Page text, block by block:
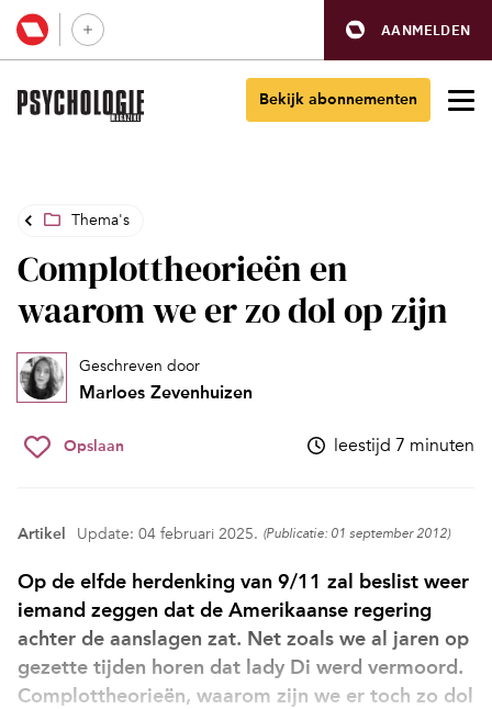
AANMELDEN
Bekijk abonnementen
Thema's
Complottheorieën en
waarom we er zo dol op zijn
Geschreven door
Marloes Zevenhuizen
Opslaan leestijd 7 minuten
Artikel Update: 04 februari 2025. (Publicatie: 01 september 2012)
Op de elfde herdenking van 9/11 zal beslist weer
iemand zeggen dat de Amerikaanse regering
achter de aanslagen zat. Net zoals we al jaren op
gezette tijden horen dat lady Di werd vermoord.
Complottheorieën, waarom zijn we er toch zo dol